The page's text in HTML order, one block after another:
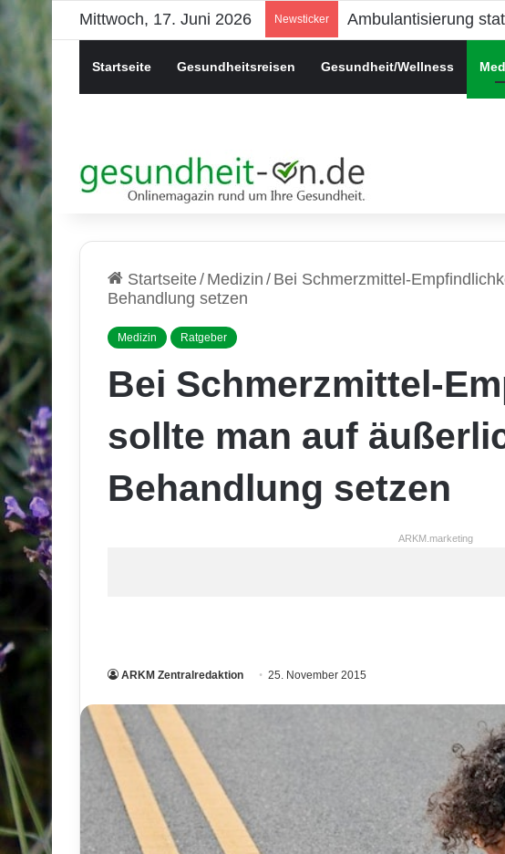
Mittwoch, 17. Juni 2026 Newsticker Psychische
Startseite Gesundheitsreisen Gesundheit/Wellness
Startseite/ Medizin / Bei Schmerzmittel-
Behandlung setzen
Medizin Ratgeber
Bei Schmerzmittel-
sollte man auf
Behandlung setzen
ARKM.marketing
ARKM Zentralredaktion 25. November 2015